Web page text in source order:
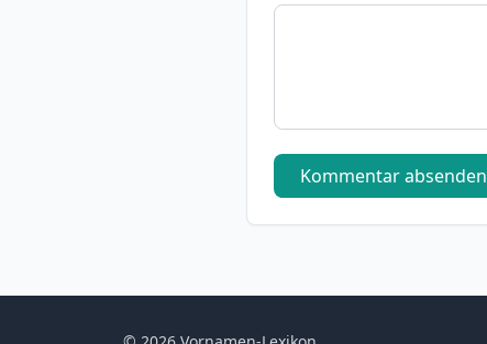
Kommentar absenden